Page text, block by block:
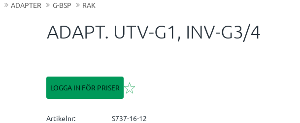
ADAPTER G-BSP RAK
ADAPT. UTV-G1, INV-G3/4
LOGGA IN FÖR PRISER Lägg till i favoriter
Artikelnr S737-16-12